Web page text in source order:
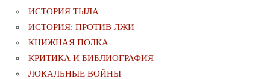
ИСТОРИЯ ТЫЛА
ИСТОРИЯ: ПРОТИВ ЛЖИ
КНИЖНАЯ ПОЛКА
КРИТИКА И БИБЛИОГРАФИЯ
ЛОКАЛЬНЫЕ ВОЙНЫ